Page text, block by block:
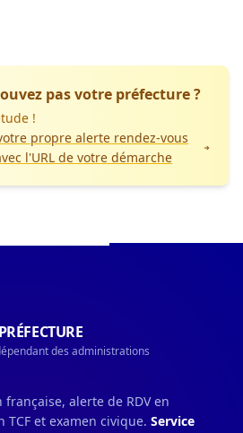
pas votre préfecture ?
!
propre alerte rendez-vous
l'URL de votre démarche
des administrations
alerte de RDV en
et examen civique. Service